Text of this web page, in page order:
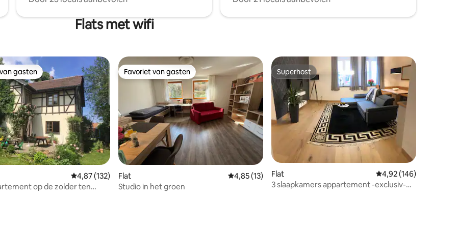
Flats met wifi
gasten
gasten
Gemiddelde beoordeling van 4,87 op 5, 132 recensies
4,87 (132)
op de zolder ten
Favoriet van gasten
Favoriet van gasten
Flat Gemiddelde beoordeling van 4,85 op 5, 13 recensies
4,85 (13)
Studio in het groen
Superhost
Superhost
Flat Gemiddelde
4,92 (146)
3 slaapkamers appartement -exclusiv-